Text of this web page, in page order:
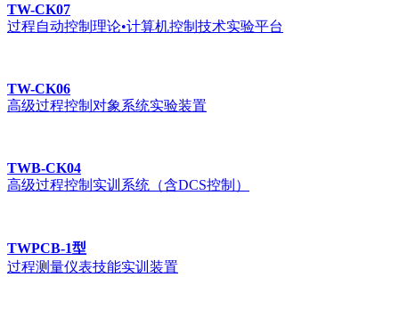
TW-CK07
过程自动控制理论•计算机控制技术实验平台
TW-CK06
高级过程控制对象系统实验装置
TWB-CK04
高级过程控制实训系统（含DCS控制）
TWPCB-1型
过程测量仪表技能实训装置